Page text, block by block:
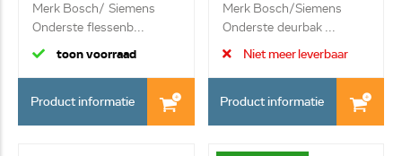
Merk Bosch/ Siemens
Onderste flessenb...
toon voorraad
Product informatie
Merk Bosch/Siemens
Onderste deurbak ...
Niet meer leverbaar
Product informatie